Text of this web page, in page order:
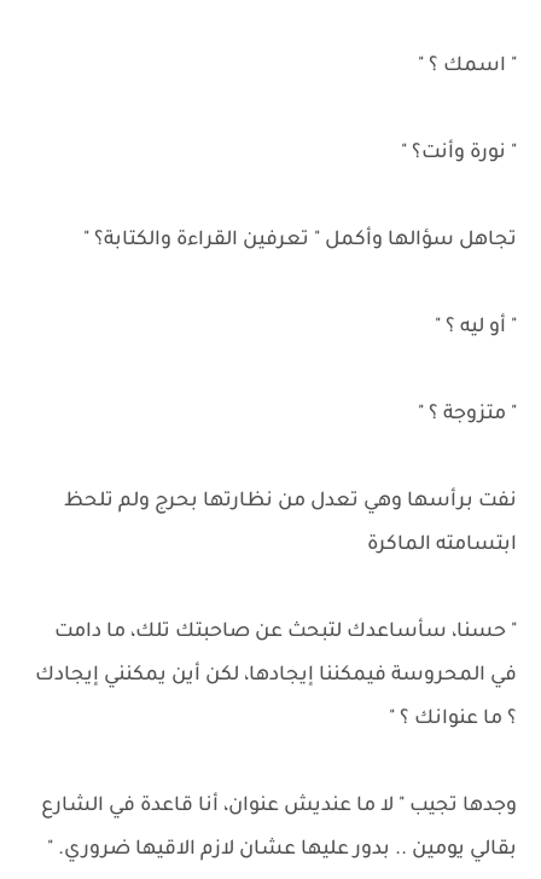
" اسمك ؟ "
" نورة وأنت؟ "
تجاهل سؤالها وأكمل " تعرفين القراءة والكتابة؟ "
" أو ليه ؟ "
" متزوجة ؟ "
نفت برأسها وهي تعدل من نظارتها بحرج ولم تلحظ
ابتسامته الماكرة
" حسنا، سأساعدك لتبحث عن صاحبتك تلك، ما دامت
في المحروسة فيمكننا إيجادها، لكن أين يمكنني إيجادك
؟ ما عنوانك ؟ "
وجدها تجيب " لا ما عنديش عنوان، أنا قاعدة في الشارع
بقالي يومين .. بدور عليها عشان لازم الاقيها ضروري. "